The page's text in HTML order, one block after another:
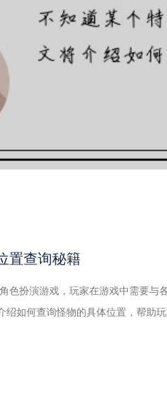
置查询秘籍
色扮演游戏，玩家在游戏中需要
绍如何查询怪物的具体位置，帮助